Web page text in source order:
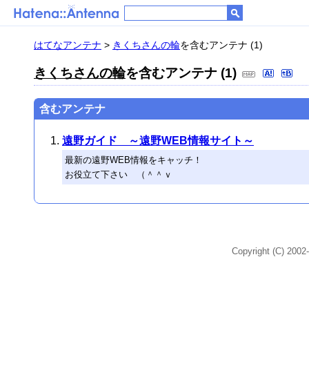
はてなアンテナ > きくちさんの輪を含むアンテナ (1)
きくちさんの輪を含むアンテナ (1)
含むアンテナ
遠野ガイド ～遠野WEB情報サイト～
最新の遠野WEB情報をキャッチ！
お役立て下さい （＾＾ｖ
Copyright (C)